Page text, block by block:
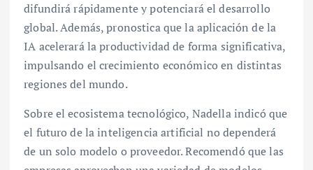
difundirá rápidamente y potenciará el desarrollo
global. Además, pronostica que la aplicación de la
IA acelerará la productividad de forma significativa,
impulsando el crecimiento económico en distintas
regiones del mundo.
Sobre el ecosistema tecnológico, Nadella indicó que
el futuro de la inteligencia artificial no dependerá
de un solo modelo o proveedor. Recomendó que las